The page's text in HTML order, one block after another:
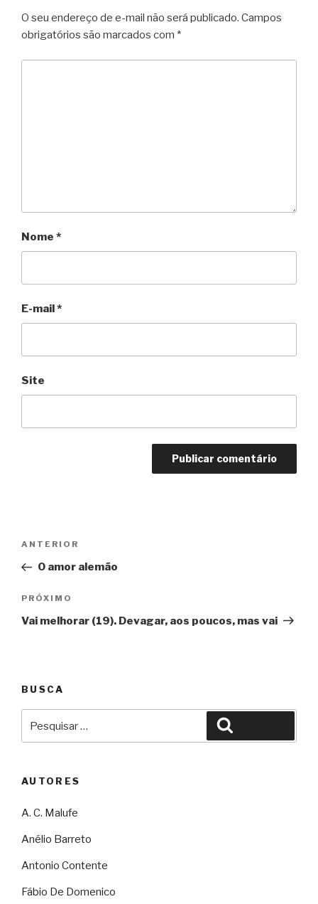
O seu endereço de e-mail não será publicado. Campos
obrigatórios são marcados com *
Nome *
E-mail*
Site
Post
Anterior
ANTERIOR
O amor alemão
Próximo
PRÓXIMO
Vai melhorar (19). Devagar, aos poucos, mas vai
BUSCA
por:
AUTORES
A. C. Malufe
Anélio Barreto
Antonio Contente
Fábio De Domenico